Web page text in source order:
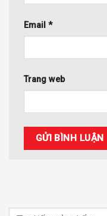
Email *
Trang web